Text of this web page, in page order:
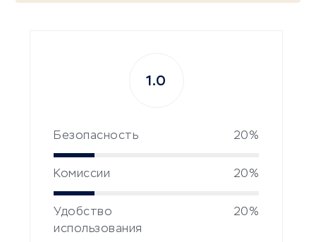
Безопасность 20%
Комиссии 20%
Удобство
использования
20%
1.0